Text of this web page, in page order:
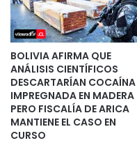
BOLIVIA AFIRMA QUE
ANÁLISIS CIENTÍFICOS
DESCARTARÍAN COCAÍNA
IMPREGNADA EN MADERA
PERO FISCALÍA DE ARICA
MANTIENE EL CASO EN
CURSO